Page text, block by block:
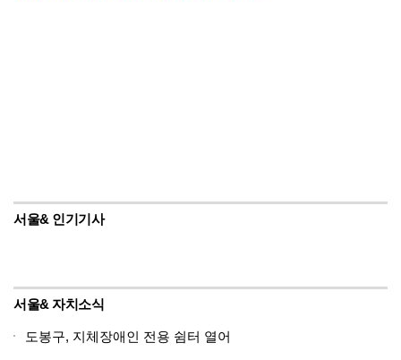
서울& 인기기사
서울& 자치소식
도봉구, 지체장애인 전용 쉼터 열어